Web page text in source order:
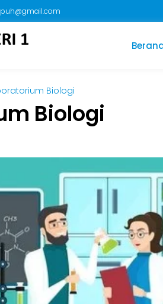
Biologi
Biologi